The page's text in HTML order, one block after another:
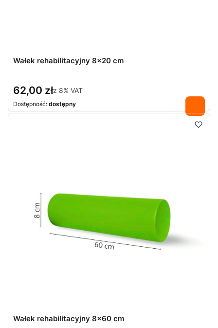
Wałek rehabilitacyjny 8x20 cm
62,00 złz 8% VAT
Dostępność: dostępny
Wałek rehabilitacyjny 8x60 cm